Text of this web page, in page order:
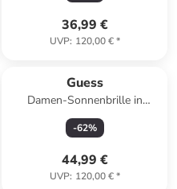
36,99 €
UVP: 120,00 €*
Guess
Damen-Sonnenbrille in
Schwarz/ Dunkelblau
-62%
44,99 €
UVP: 120,00 €*